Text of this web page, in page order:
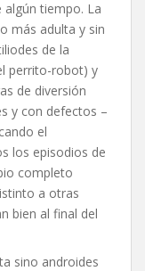
algún tiempo. La
más adulta y sin
de la
perrito-robot) y
de diversión
y con defectos –
el
los episodios de
completo
a otras
bien al final del
sino androides